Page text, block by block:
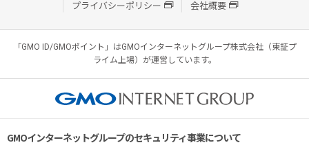
プライバシーポリシー
会社概要
「GMO ID/GMOポイント」はGMOインターネットグループ株式会社（東証プ
ライム上場）が運営しています。
GMOインターネットグループのセキュリティ事業について